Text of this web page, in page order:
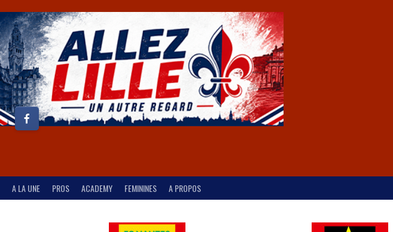
A LA UNE PROS ACADEMY FEMININES A PROPOS